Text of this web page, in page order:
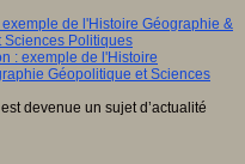
de l'Histoire Géographie &
Sciences Politiques
devenue un sujet d’actualité